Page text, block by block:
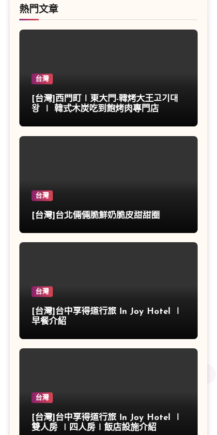
熱門文章
台灣
[台灣]西門町∣東大門-韓烤大王고기대
왕 ∣ 韓式木炭吃到飽烤肉專門店
台灣
[台灣]台北倆倆脆鮮奶脆皮甜甜圈
台灣
[台灣]台中享得道行旅 In Joy Hotel ∣
早餐介紹
台灣
[台灣]台中享得道行旅 In Joy Hotel ∣
雙人房 ∣四人房∣飯店設施介紹